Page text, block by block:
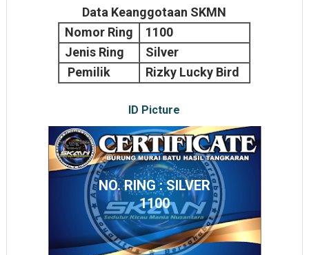
Data Keanggotaan SKMN
Nomor Ring
1100
Jenis Ring
Silver
Pemilik
Rizky Lucky Bird
ID Picture
NO. RING : SILVER
1100